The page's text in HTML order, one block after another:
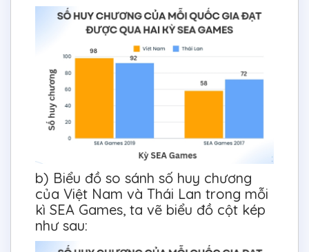
b) Biểu đồ so sánh số huy chương
của Việt Nam và Thái Lan trong mỗi
kì SEA Games, ta vẽ biểu đồ cột kép
như sau: